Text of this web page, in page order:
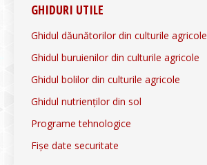
GHIDURI UTILE
Ghidul dăunătorilor din culturile agricole
Ghidul buruienilor din culturile agricole
Ghidul bolilor din culturile agricole
Ghidul nutrienților din sol
Programe tehnologice
Fișe date securitate